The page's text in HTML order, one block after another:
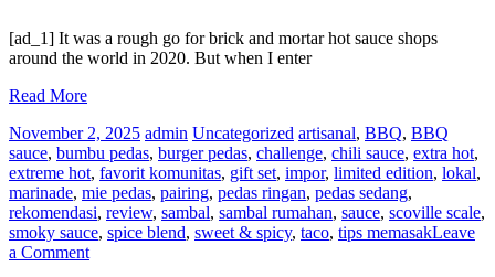
[ad_1] It was a rough go for brick and mortar hot sauce shops
around the world in 2020. But when I enter
Read More
November 2, 2025 admin Uncategorized artisanal, BBQ, BBQ
sauce, bumbu pedas, burger pedas, challenge, chili sauce, extra hot,
extreme hot, favorit komunitas, gift set, impor, limited edition, lokal,
marinade, mie pedas, pairing, pedas ringan, pedas sedang,
rekomendasi, review, sambal, sambal rumahan, sauce, scoville scale,
smoky sauce, spice blend, sweet & spicy, taco, tips memasakLeave
a Commenton